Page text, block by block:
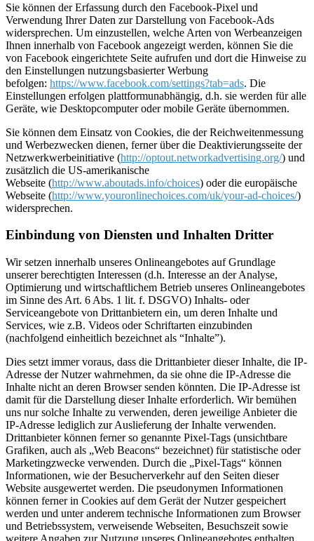
Sie können der Erfassung durch den Facebook-Pixel und
Verwendung Ihrer Daten zur Darstellung von Facebook-Ads
widersprechen. Um einzustellen, welche Arten von Werbeanzeigen
Ihnen innerhalb von Facebook angezeigt werden, können Sie die
von Facebook eingerichtete Seite aufrufen und dort die Hinweise zu
den Einstellungen nutzungsbasierter Werbung
befolgen: https://www.facebook.com/settings?tab=ads. Die
Einstellungen erfolgen plattformunabhängig, d.h. sie werden für alle
Geräte, wie Desktopcomputer oder mobile Geräte übernommen.
Sie können dem Einsatz von Cookies, die der Reichweitenmessung
und Werbezwecken dienen, ferner über die Deaktivierungsseite der
Netzwerkwerbeinitiative (http://optout.networkadvertising.org/) und
zusätzlich die US-amerikanische
Webseite (http://www.aboutads.info/choices) oder die europäische
Webseite (http://www.youronlinechoices.com/uk/your-ad-choices/)
widersprechen.
Einbindung von Diensten und Inhalten Dritter
Wir setzen innerhalb unseres Onlineangebotes auf Grundlage
unserer berechtigten Interessen (d.h. Interesse an der Analyse,
Optimierung und wirtschaftlichem Betrieb unseres Onlineangebotes
im Sinne des Art. 6 Abs. 1 lit. f. DSGVO) Inhalts- oder
Serviceangebote von Drittanbietern ein, um deren Inhalte und
Services, wie z.B. Videos oder Schriftarten einzubinden
(nachfolgend einheitlich bezeichnet als “Inhalte”).
Dies setzt immer voraus, dass die Drittanbieter dieser Inhalte, die IP-
Adresse der Nutzer wahrnehmen, da sie ohne die IP-Adresse die
Inhalte nicht an deren Browser senden könnten. Die IP-Adresse ist
damit für die Darstellung dieser Inhalte erforderlich. Wir bemühen
uns nur solche Inhalte zu verwenden, deren jeweilige Anbieter die
IP-Adresse lediglich zur Auslieferung der Inhalte verwenden.
Drittanbieter können ferner so genannte Pixel-Tags (unsichtbare
Grafiken, auch als „Web Beacons“ bezeichnet) für statistische oder
Marketingzwecke verwenden. Durch die „Pixel-Tags“ können
Informationen, wie der Besucherverkehr auf den Seiten dieser
Website ausgewertet werden. Die pseudonymen Informationen
können ferner in Cookies auf dem Gerät der Nutzer gespeichert
werden und unter anderem technische Informationen zum Browser
und Betriebssystem, verweisende Webseiten, Besuchszeit sowie